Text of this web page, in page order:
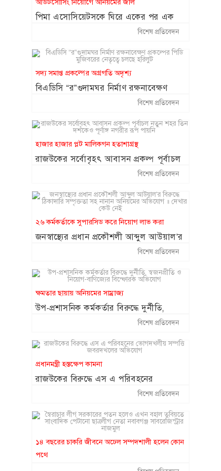
সন্তান ফিরে পেলেন কিশোরী
কক্সবাজারে ঝুঁকিপূর্ণ প্যারাসেলিং বন্ধে
১৫
২০ আগস্ট থেকে শুরু হচ্ছে চট্টগ্রাম
বোর্ডের স্থগিত হওয়া এইচএসসি পরীক্ষা
আউটসোর্সিং নিয়োগে অনিয়মের জাল
পিমা এসোসিয়েটসকে ঘিরে একের পর এক
বিশেষ প্রতিবেদন
সদ্য সমাপ্ত প্রকল্পের অগ্রগতি অদৃশ্য
বিএডিসি “র”গুদামঘর নির্মাণ রক্ষনাবেক্ষণ
প্রকল্পের পিডি মুজিবরের নেতৃত্বে চলছে হরিলুট
বিশেষ প্রতিবেদন
হাজার হাজার প্লট মালিকগন হতাশাগ্রস্থ
রাজউকের সর্বোবৃহৎ আবাসন প্রকল্প পূর্বাচল
নতুন শহর তিন দশকেও পূর্ণাঙ্গ নগরীর রূপ
বিশেষ প্রতিবেদন
২৬ কর্মকর্তাকে সুপারসিড করে নিয়োগ লাভ করা
জনস্বাস্থ্যের প্রধান প্রকৌশলী আব্দুল আউয়াল’র
বিরুদ্ধে ঠিকাদারি সম্পৃক্ততা সহ নানানবিশেষ প্রতিবেদন
ক্ষমতার ছায়ায় অনিয়মের সাম্রাজ্য
উপ-প্রশাসনিক কর্মকর্তার বিরুদ্ধে দুর্নীতি,
স্বজনপ্রীতি ও নিয়োগ-বাণিজ্যের বিস্ফোরক
বিশেষ প্রতিবেদন
প্রধানমন্ত্রী হস্তক্ষেপ কামনা
রাজউকের বিরুদ্ধে এস এ পরিবহনের
ভোগদখলীয় সম্পত্তি জবরদখলের অভিযোগ
বিশেষ প্রতিবেদন
১৪ বছরের চাকরি জীবনে অঢেল সম্পদশালী হলেন কোন
পথে